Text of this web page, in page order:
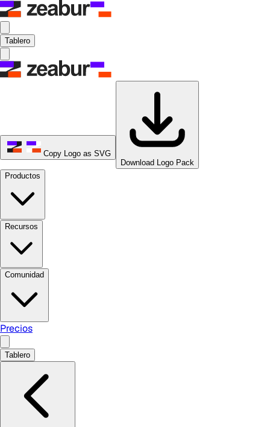
Tablero
Copy Logo as SVG
Download Logo Pack
Productos
Recursos
Comunidad
Precios
Tablero